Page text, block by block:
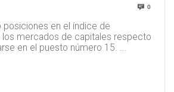
0
posiciones en el índice de
mercados de capitales respecto
en el puesto número 15. ...